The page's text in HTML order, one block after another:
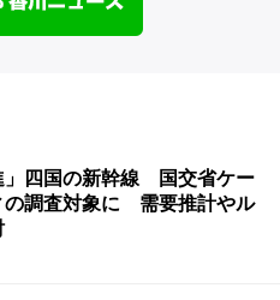
」四国の新幹線 国交省ケー
の調査対象に 需要推計やル